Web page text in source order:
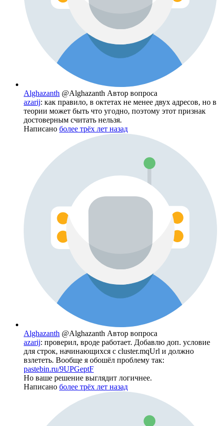
Alghazanth @Alghazanth Автор вопроса
azarij: как правило, в октетах не менее двух адресов, но в
теории может быть что угодно, поэтому этот признак
достоверным считать нельзя.
Написано более трёх лет назад
Alghazanth @Alghazanth Автор вопроса
azarij: проверил, вроде работает. Добавлю доп. условие
для строк, начинающихся с cluster.mqUrl и должно
взлететь. Вообще я обошёл проблему так:
pastebin.ru/9UPGeptF
Но ваше решение выглядит логичнее.
Написано более трёх лет назад